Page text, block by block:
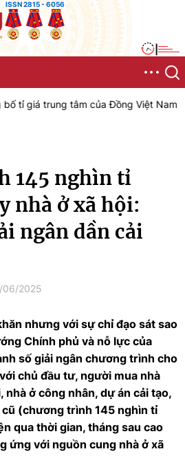
ISSN 2815 - 6056
của Đồng Việt Nam với Đô la Mỹ, áp
145 nghìn tỉ
nhà ở xã hội:
ngân dần cải
06/2025
nhưng với sự chỉ đạo sát sao
Chính phủ và nỗ lực của
số giải ngân chương trình cho
chủ đầu tư, người mua nhà
nhà ở công nhân, dự án cải tạo,
(chương trình 145 nghìn tỉ
qua thời gian, tháng sau cao
ứng với nguồn cung nhà ở xã